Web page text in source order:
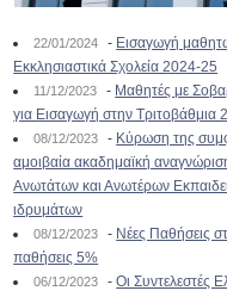
22/01/2024 - Εισαγωγή
Εκκλησιαστικά Σχολεία 2024-25
11/12/2023 - Μαθητές με
για Εισαγωγή στην Τριτοβάθμια
08/12/2023 - Κύρωση της
αμοιβαία ακαδημαϊκή
Ανωτάτων και Ανωτέρων
ιδρυμάτων
08/12/2023 - Νέες Παθήσεις
παθήσεις 5%
06/12/2023 -Οι Συντελεστές